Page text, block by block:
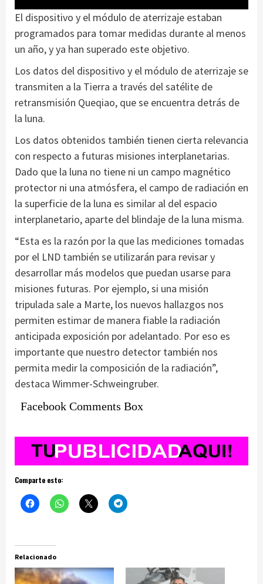
El dispositivo y el módulo de aterrizaje estaban
programados para tomar medidas durante al menos
un año, y ya han superado este objetivo.
Los datos del dispositivo y el módulo de aterrizaje se
transmiten a la Tierra a través del satélite de
retransmisión Queqiao, que se encuentra detrás de
la luna.
Los datos obtenidos también tienen cierta relevancia
con respecto a futuras misiones interplanetarias.
Dado que la luna no tiene ni un campo magnético
protector ni una atmósfera, el campo de radiación en
la superficie de la luna es similar al del espacio
interplanetario, aparte del blindaje de la luna misma.
“Esta es la razón por la que las mediciones tomadas
por el LND también se utilizarán para revisar y
desarrollar más modelos que puedan usarse para
misiones futuras. Por ejemplo, si una misión
tripulada sale a Marte, los nuevos hallazgos nos
permiten estimar de manera fiable la radiación
anticipada exposición por adelantado. Por eso es
importante que nuestro detector también nos
permita medir la composición de la radiación”,
destaca Wimmer-Schweingruber.
Facebook Comments Box
Comparte esto:
Relacionado